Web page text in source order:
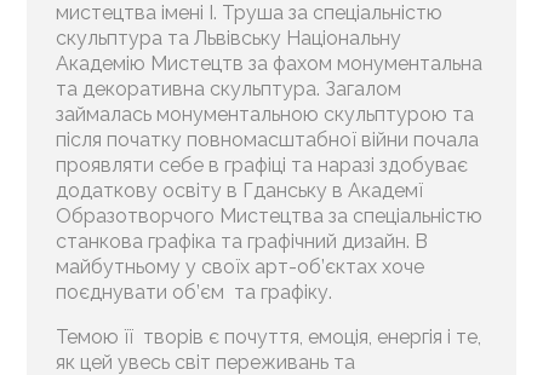
мистецтва імені І. Труша за спеціальністю
скульптура та Львівську Національну
Академію Мистецтв за фахом монументальна
та декоративна скульптура. Загалом
займалась монументальною скульптурою та
після початку повномасштабної війни почала
проявляти себе в графіці та наразі здобуває
додаткову освіту в Гданську в Академї
Образотворчого Мистецтва за спеціальністю
станкова графіка та графічний дизайн. В
майбутньому у своїх арт-об’єктах хоче
поєднувати об’єм та графіку.
Темою її творів є почуття, емоція, енергія і те,
як цей увесь світ переживань та